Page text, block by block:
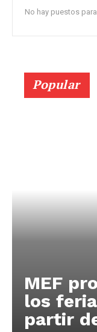
No hay puestos
Popular
MEF
los
partir